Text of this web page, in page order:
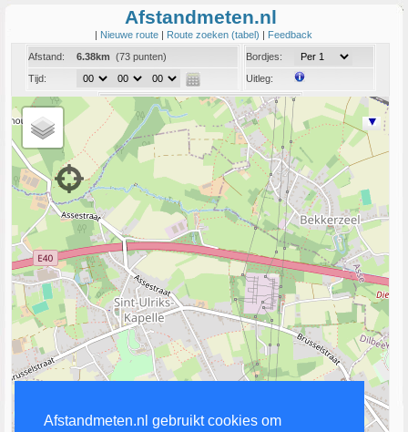
Afstandmeten.nl gebruikt cookies om
Afstandmeten.nl
| Nieuwe route | Route zoeken (tabel) | Feedback
Afstand:
6.38km (73 punten)
Tijd:
Bordjes:
Uitleg:
Coord:
Info:
Link naar deze route